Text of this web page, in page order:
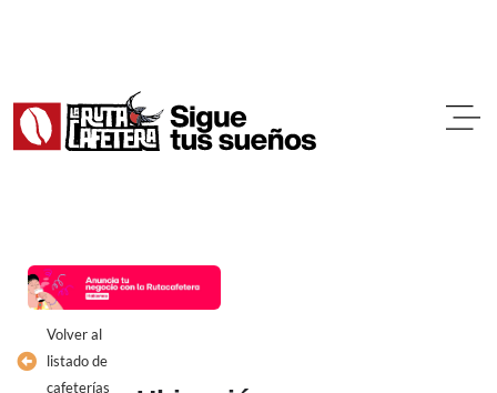
Volver al
listado de
cafeterías